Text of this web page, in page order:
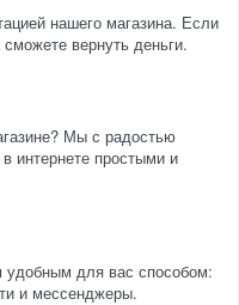
нашего магазина. Если
вернуть деньги.
Мы с радостью
интернете простыми и
для вас способом:
и мессенджеры.